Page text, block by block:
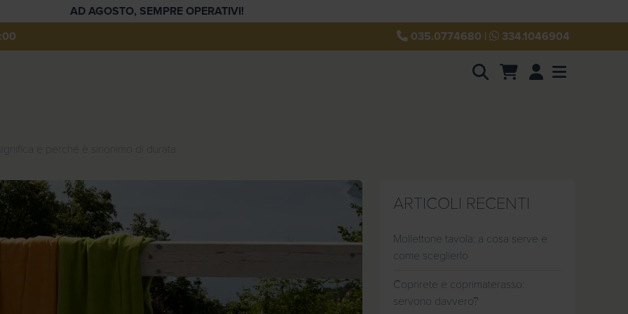
AD AGOSTO, SEMPRE OPERATIVI!
035.0774680 | 334.1046904
AccountMenu
e perché è sinonimo di durata
ARTICOLI RECENTI
Mollettone tavola: a cosa serve e
come sceglierlo
Coprirete e coprimaterasso:
servono davvero?